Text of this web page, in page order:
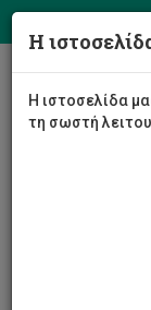
Σχολή
Τμήμα
Η
Η ιστοσελίδα
τη σωστή